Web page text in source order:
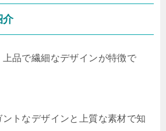
介
上品で繊細なデザインが特徴で
ントなデザインと上質な素材で知